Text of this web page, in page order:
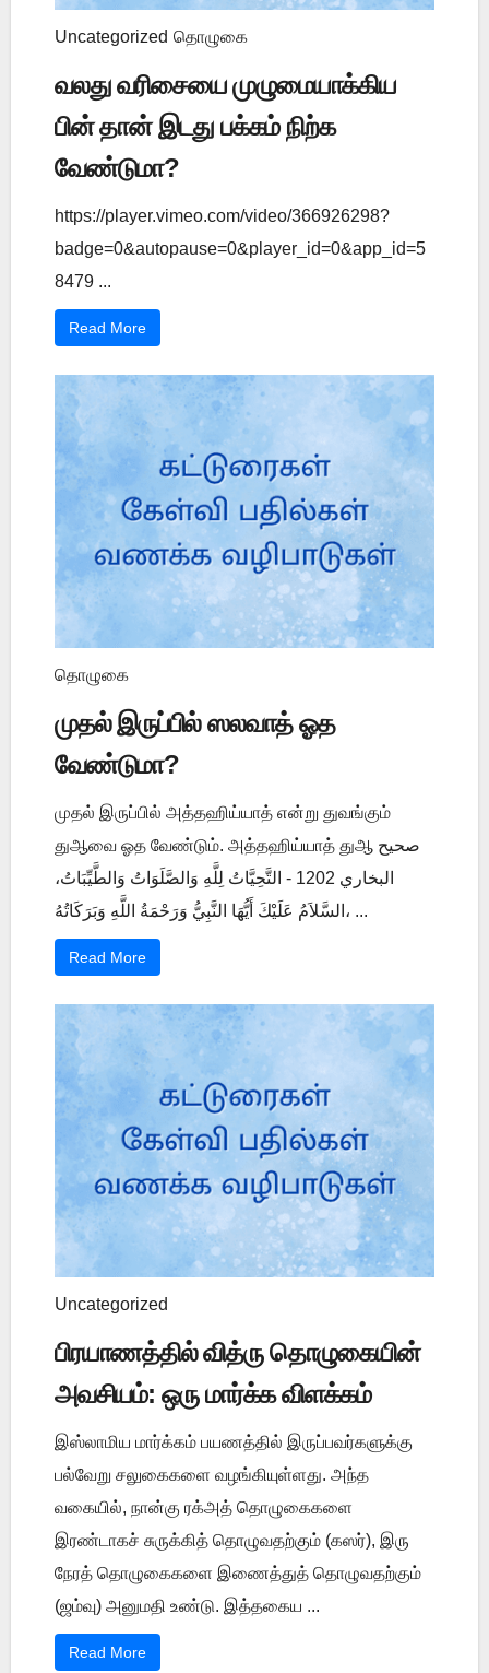
Uncategorized தொழுகை
வலது வரிசையை முழுமையாக்கிய
பின் தான் இடது பக்கம் நிற்க
வேண்டுமா?
https://player.vimeo.com/video/366926298?
badge=0&autopause=0&player_id=0&app_id=5
8479 ...
Read More
தொழுகை
முதல் இருப்பில் ஸலவாத் ஓத
வேண்டுமா?
முதல் இருப்பில் அத்தஹிய்யாத் என்று துவங்கும்
துஆவை ஓத வேண்டும். அத்தஹிய்யாத் துஆ صحيح
البخاري 1202 - التَّحِيَّاتُ لِلَّهِ وَالصَّلَوَاتُ وَالطَّيِّبَاتُ،
السَّلاَمُ عَلَيْكَ أَيُّهَا النَّبِيُّ وَرَحْمَةُ اللَّهِ وَبَرَكَاتُهُ، ...
Read More
Uncategorized
பிரயாணத்தில் வித்ரு தொழுகையின்
அவசியம்: ஒரு மார்க்க விளக்கம்
இஸ்லாமிய மார்க்கம் பயணத்தில் இருப்பவர்களுக்கு
பல்வேறு சலுகைகளை வழங்கியுள்ளது. அந்த
வகையில், நான்கு ரக்அத் தொழுகைகளை
இரண்டாகச் சுருக்கித் தொழுவதற்கும் (கஸர்), இரு
நேரத் தொழுகைகளை இணைத்துத் தொழுவதற்கும்
(ஜம்வு) அனுமதி உண்டு. இத்தகைய ...
Read More